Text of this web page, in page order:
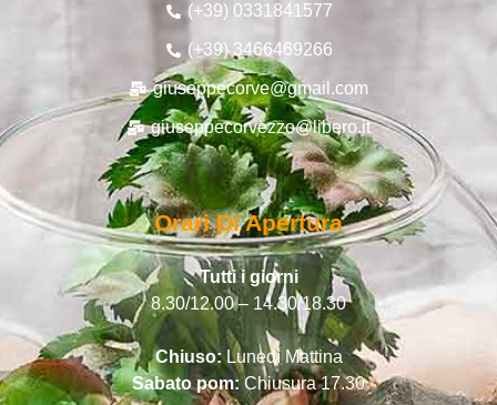
(+39) 0331841577
(+39) 3466469266
giuseppecorve@gmail.com
giuseppecorvezzo@libero.it
Orari Di Apertura
Tutti i giorni
8.30/12.00 – 14.30/18.30
Chiuso:Lunedì Mattina
Sabato pom:Chiusura 17.30